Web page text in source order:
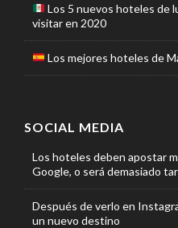
Los 5 nuevos hoteles de
visitar en 2020
Los mejores hoteles de
SOCIAL MEDIA
Los hoteles deben apostar
Google, o será demasiado
Después de verlo en
un nuevo destino